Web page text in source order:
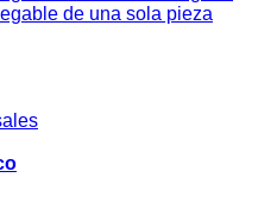
de una sola pieza